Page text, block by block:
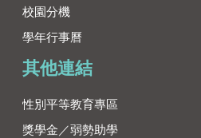
校園分機
學年行事曆
其他連結
性別平等教育專區
獎學金／弱勢助學